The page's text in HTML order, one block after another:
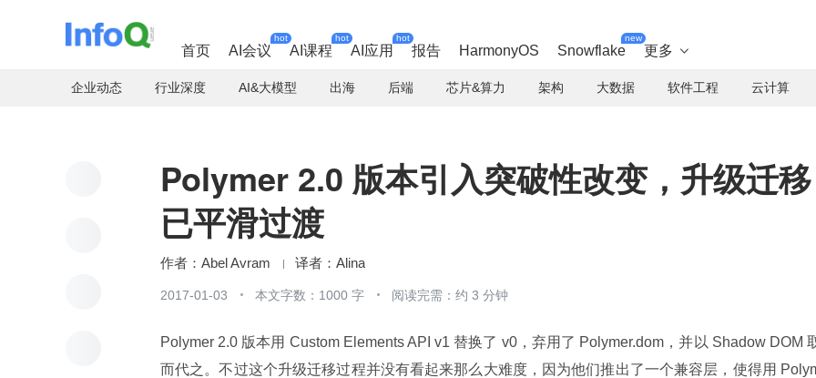
首页 AI会议
hot
AI课程
hot
AI应用
hot
报告 HarmonyOS Snowflake
new
更多 
企业动态 行业深度 AI&大模型 出海 后端 芯片&算力 架构 大数据 软件工程 云计算
Polymer 2.0 版本引入突破性改变，升级迁移
已平滑过渡
Abel Avram Alina
2017-01-03 本文字数：1000 字 阅读完需：约 3 分钟
Polymer 2.0 版本用 Custom Elements API v1 替换了 v0，弃用了 Polymer.dom，并以 Shadow DOM
而代之。不过这个升级迁移过程并没有看起来那么大难度，因为他们推出了一个兼容层，使得用